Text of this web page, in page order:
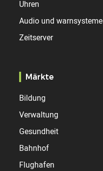
Uhren
Audio und warnsysteme
Zeitserver
Märkte
Bildung
Verwaltung
Gesundheit
Bahnhof
Flughafen